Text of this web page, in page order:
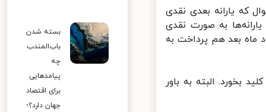
یارانه بعدی نقدی
به صورت نقدی
بعد هم پرداخت به
بخورد. البته به باور
بسته شدن
باب‌المندب
چه
پیامدهایی
برای اقتصاد
جهان دارد؟؛